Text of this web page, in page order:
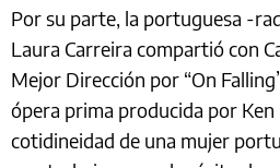
Por su parte, la portuguesa -
Laura Carreira compartió con
Mejor Dirección por “On
ópera prima producida por Ken
cotidineidad de una mujer